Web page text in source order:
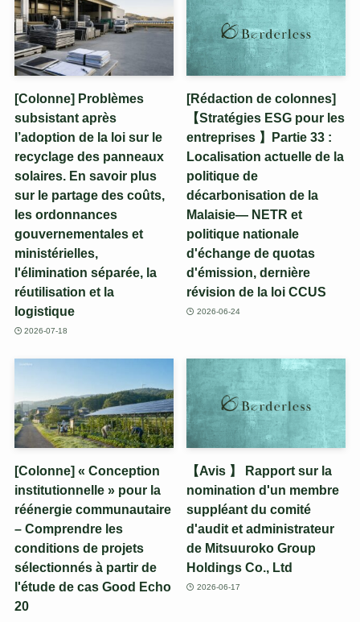
[Colonne] Problèmes
subsistant après
l’adoption de la loi sur le
recyclage des panneaux
solaires. En savoir plus
sur le partage des coûts,
les ordonnances
gouvernementales et
ministérielles,
l'élimination séparée, la
réutilisation et la
logistique
2026-07-18
[Rédaction de colonnes]
【Stratégies ESG pour les
entreprises 】Partie 33 :
Localisation actuelle de la
politique de
décarbonisation de la
Malaisie— NETR et
politique nationale
d'échange de quotas
d'émission, dernière
révision de la loi CCUS
2026-06-24
[Colonne] « Conception
institutionnelle » pour la
réénergie communautaire
– Comprendre les
conditions de projets
sélectionnés à partir de
l'étude de cas Good Echo
20
【Avis 】 Rapport sur la
nomination d'un membre
suppléant du comité
d'audit et administrateur
de Mitsuuroko Group
Holdings Co., Ltd
2026-06-17